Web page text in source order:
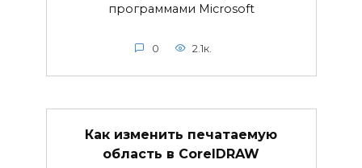
программами Microsoft
0 2.1к.
Как изменить печатаемую
область в CorelDRAW